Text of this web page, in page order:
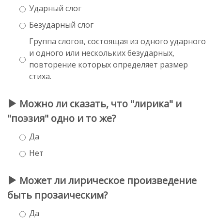
Ударный слог
Безударный слог
Группа слогов, состоящая из одного ударного
и одного или нескольких безударных,
повторение которых определяет размер
стиха.
Можно ли сказать, что "лирика" и
"поэзия" одно и то же?
Да
Нет
Может ли лирическое произведение
быть прозаическим?
Да